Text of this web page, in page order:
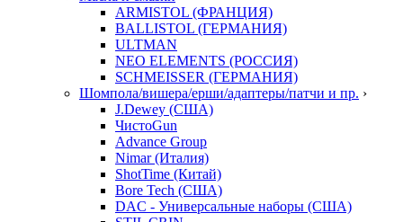
ARMISTOL (ФРАНЦИЯ)
BALLISTOL (ГЕРМАНИЯ)
ULTMAN
NEO ELEMENTS (РОССИЯ)
SCHMEISSER (ГЕРМАНИЯ)
Шомпола/вишера/ерши/адаптеры/патчи и пр. ›
J.Dewey (США)
ЧистоGun
Advance Group
Nimar (Италия)
ShotTime (Китай)
Bore Tech (США)
DAC - Универсальные наборы (США)